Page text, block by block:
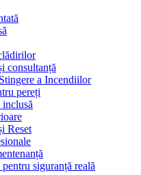
consultanță
a Incendiilor
pereți
Reset
siguranță reală